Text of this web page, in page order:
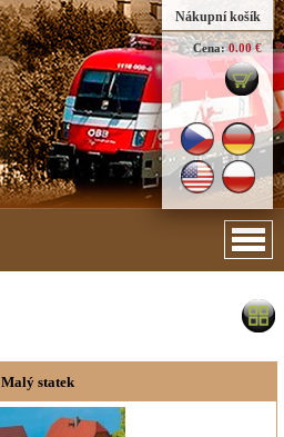
Nákupní košík
Cena: 0.00 €
Malý statek